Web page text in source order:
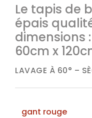
Le tapis de
épais
dimensions
60cm x
LAVAGE À 60° –
gant rouge